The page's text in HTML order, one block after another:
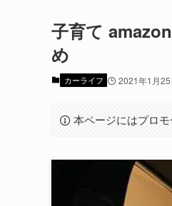
子育て
め
カーライフ 2021年1月25
本ページにはプロ